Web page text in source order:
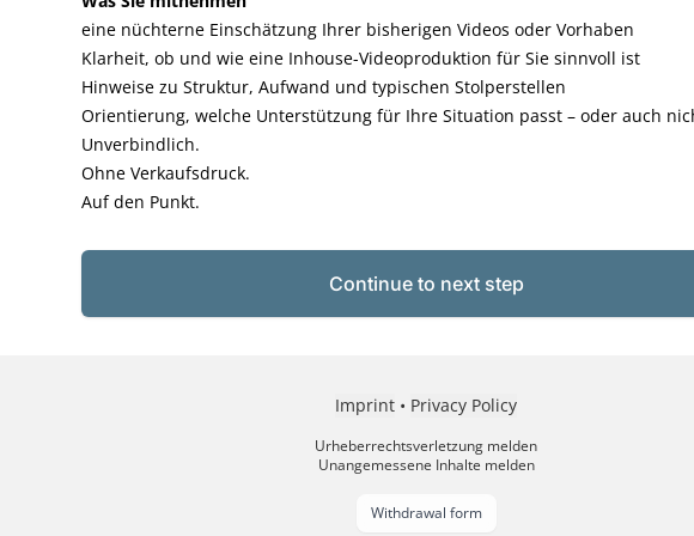
eine nüchterne Einschätzung Ihrer bisherigen Videos oder Vorhaben
Klarheit, ob und wie eine Inhouse-Videoproduktion für Sie sinnvoll ist
Hinweise zu Struktur, Aufwand und typischen Stolperstellen
Orientierung, welche Unterstützung für Ihre Situation passt – oder auch
Unverbindlich.
Ohne Verkaufsdruck.
Auf den Punkt.
Continue to next step
Imprint • Privacy Policy
Urheberrechtsverletzung melden
Unangemessene Inhalte melden
Withdrawal form